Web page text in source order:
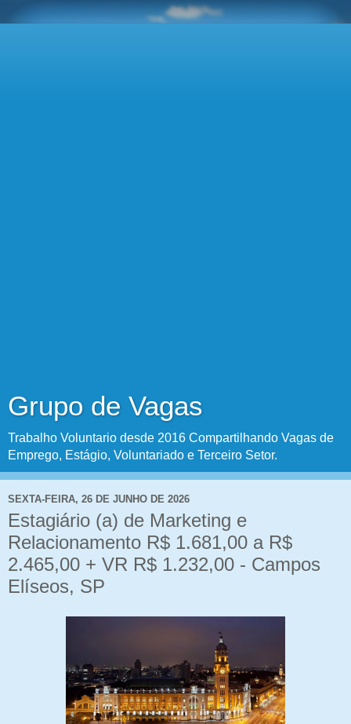
Grupo de Vagas
Trabalho Voluntario desde 2016 Compartilhando Vagas de
Emprego, Estágio, Voluntariado e Terceiro Setor.
SEXTA-FEIRA, 26 DE JUNHO DE 2026
Estagiário (a) de Marketing e
Relacionamento R$ 1.681,00 a R$
2.465,00 + VR R$ 1.232,00 - Campos
Elíseos, SP